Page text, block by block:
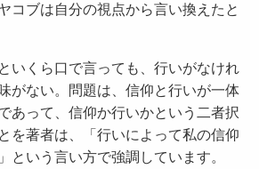
コブは自分の視点から言い換えたと
いくら口で言っても、行いがなけれ
がない。問題は、信仰と行いが一体
あって、信仰か行いかという二者択
を著者は、「行いによって私の信仰
という言い方で強調しています。